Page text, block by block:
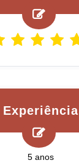
Experiência
5 anos